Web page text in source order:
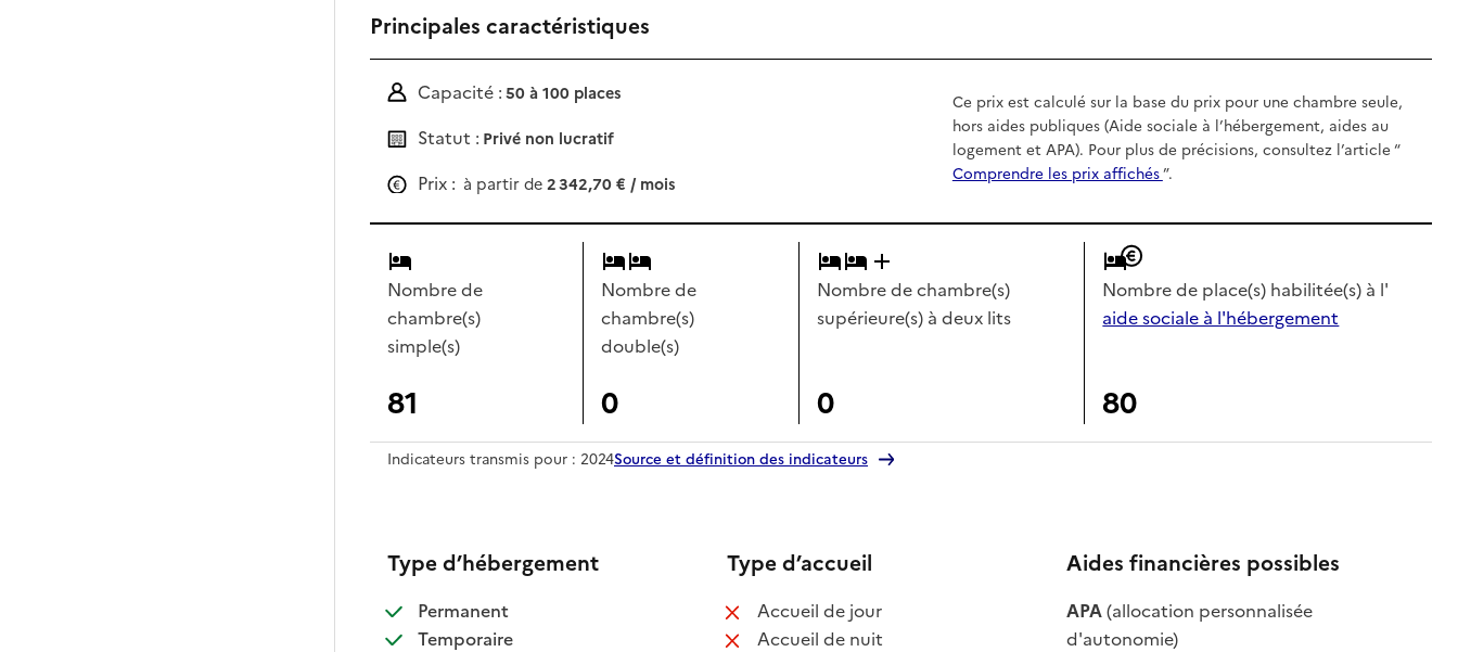
Principales caractéristiques
Capacité : 50 à 100 places
Statut : Privé non lucratif
Prix : à partir de 2 342,70 € / mois
Ce prix est calculé sur la base du prix pour une chambre seule,
hors aides publiques (Aide sociale à l’hébergement, aides au
logement et APA). Pour plus de précisions, consultez l’article “
Comprendre les prix affichés”.
Nombre de
chambre(s)
simple(s)
81
Nombre de
chambre(s)
double(s)
0
Nombre de chambre(s)
supérieure(s) à deux lits
0
Nombre de place(s) habilitée(s) à l'
aide sociale à l'hébergement
80
Indicateurs transmis pour : 2024Source et définition des indicateurs
Type d’hébergement
Permanent: disponible
Temporaire: disponible
Type d’accueil
Accueil de jour: non disponible
Accueil de nuit: non disponible
Aides financières possibles
APA(allocation personnalisée
d'autonomie)